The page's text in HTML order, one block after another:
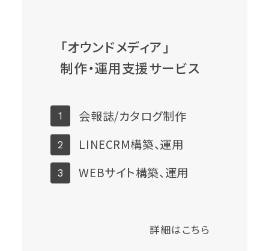
「オウンドメディア」
制作・運用支援サービス
会報誌/カタログ制作
LINECRM構築、運用
WEBサイト構築、運用
詳細はこちら